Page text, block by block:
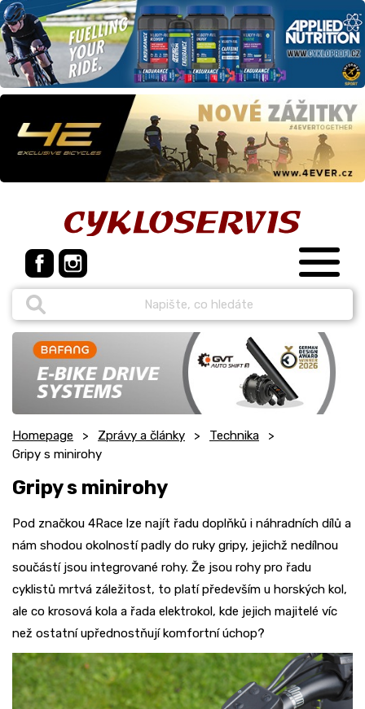
Homepage Zprávy a články
Technika
Gripy s minirohy
Gripy s minirohy
Pod značkou 4Race lze najít řadu doplňků i náhradních dílů a
nám shodou okolností padly do ruky gripy, jejichž nedílnou
součástí jsou integrované rohy. Že jsou rohy pro řadu
cyklistů mrtvá záležitost, to platí především u horských kol,
ale co krosová kola a řada elektrokol, kde jejich majitelé víc
než ostatní upřednostňují komfortní úchop?